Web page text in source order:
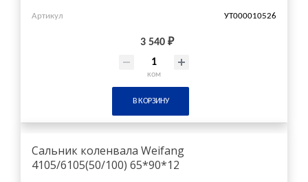
Артикул УТ000010526
3 540 ₽
ком
В КОРЗИНУ
Сальник коленвала Weifang
4105/6105(50/100) 65*90*12